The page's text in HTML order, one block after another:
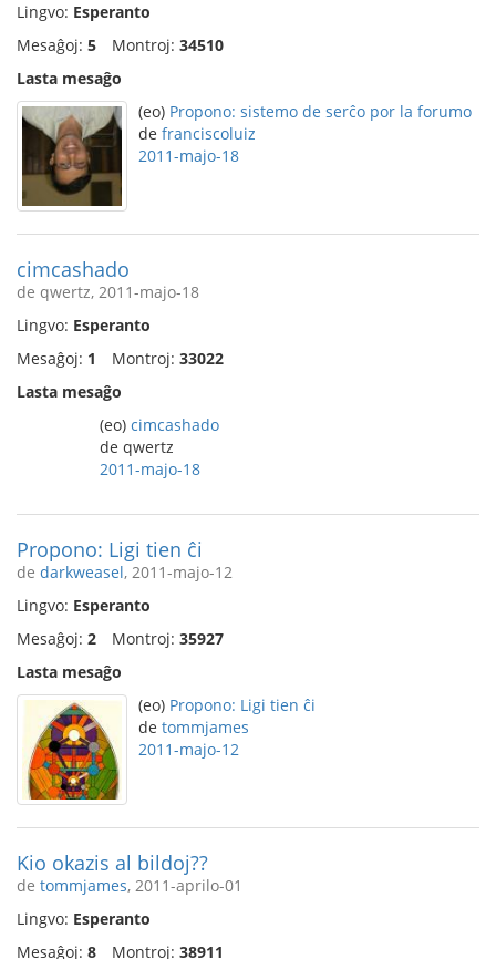
Lingvo: Esperanto
Mesaĝoj: 5 Montroj: 34510
Lasta mesaĝo
(eo) Propono: sistemo de serĉo por la forumo
de franciscoluiz
2011-majo-18
cimcashado
de qwertz, 2011-majo-18
Lingvo: Esperanto
Mesaĝoj: 1 Montroj: 33022
Lasta mesaĝo
(eo) cimcashado
de qwertz
2011-majo-18
Propono: Ligi tien ĉi
de darkweasel, 2011-majo-12
Lingvo: Esperanto
Mesaĝoj: 2 Montroj: 35927
Lasta mesaĝo
(eo) Propono: Ligi tien ĉi
de tommjames
2011-majo-12
Kio okazis al bildoj??
de tommjames, 2011-aprilo-01
Lingvo: Esperanto
Mesaĝoj: 8 Montroj: 38911